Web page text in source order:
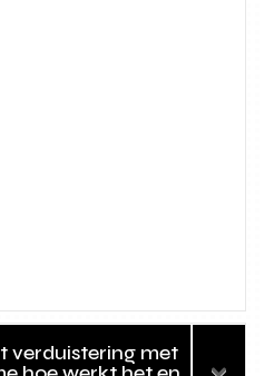
verduistering met